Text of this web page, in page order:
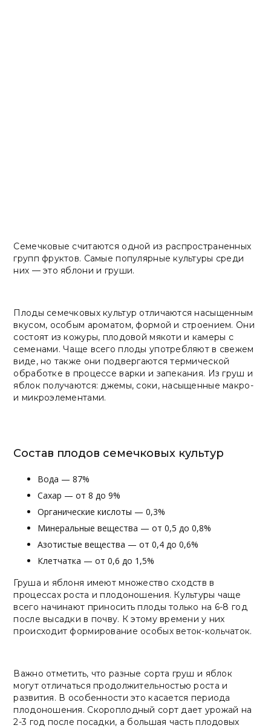
Семечковые считаются одной из распространенных
групп фруктов. Самые популярные культуры среди
них — это яблони и груши.
Плоды семечковых культур отличаются насыщенным
вкусом, особым ароматом, формой и строением. Они
состоят из кожуры, плодовой мякоти и камеры с
семенами. Чаще всего плоды употребляют в свежем
виде, но также они подвергаются термической
обработке в процессе варки и запекания. Из груш и
яблок получаются: джемы, соки, насыщенные макро-
и микроэлементами.
Состав плодов семечковых культур
Вода — 87%
Сахар — от 8 до 9%
Органические кислоты — 0,3%
Минеральные вещества — от 0,5 до 0,8%
Азотистые вещества — от 0,4 до 0,6%
Клетчатка — от 0,6 до 1,5%
Груша и яблоня имеют множество сходств в
процессах роста и плодоношения. Культуры чаще
всего начинают приносить плоды только на 6-8 год
после высадки в почву. К этому времени у них
происходит формирование особых веток-кольчаток.
Важно отметить, что разные сорта груш и яблок
могут отличаться продолжительностью роста и
развития. В особенности это касается периода
плодоношения. Скороплодный сорт дает урожай на
2-3 год после посадки, а большая часть плодовых